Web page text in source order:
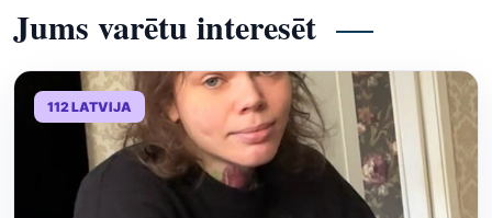
Jums varētu interesēt
112 LATVIJA